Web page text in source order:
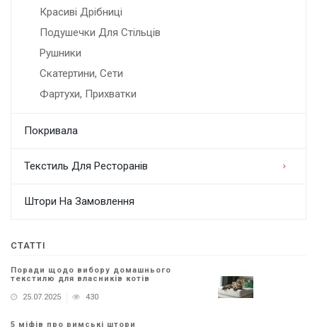
Красиві Дрібниці
Подушечки Для Стільців
Рушники
Скатертини, Сети
Фартухи, Прихватки
Покривала
Текстиль Для Ресторанів
Штори На Замовлення
СТАТТІ
Поради щодо вибору домашнього
текстилю для власників котів
25.07.2025
430
5 міфів про римські штори